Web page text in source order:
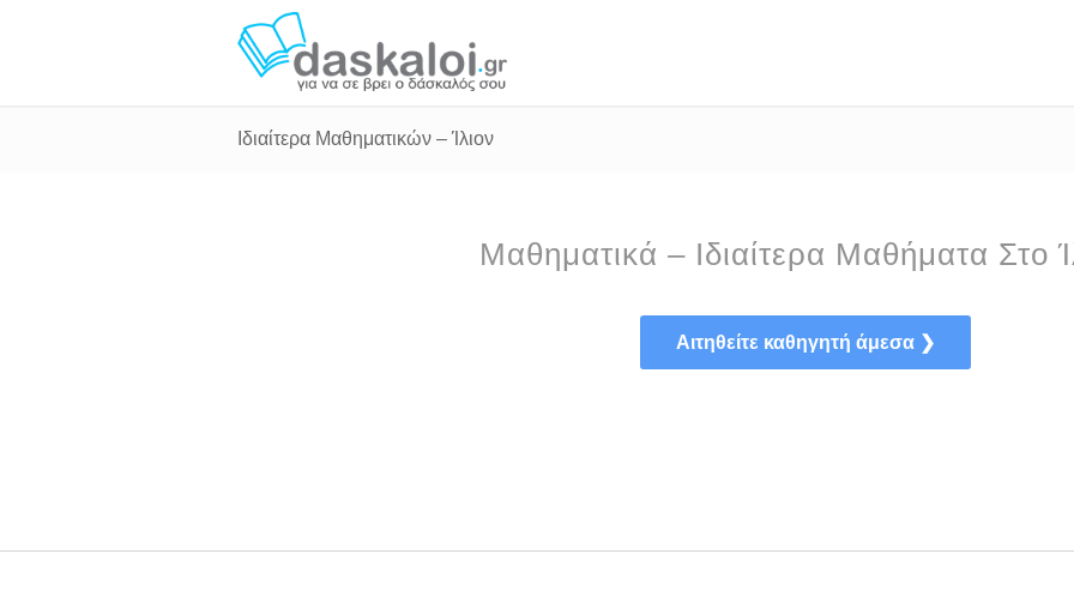
Ιδιαίτερα Μαθηματικών – Ίλιον
Μαθηματικά – Ιδιαίτερα Μαθήματα Στο
Αιτηθείτε καθηγητή άμεσα ❯